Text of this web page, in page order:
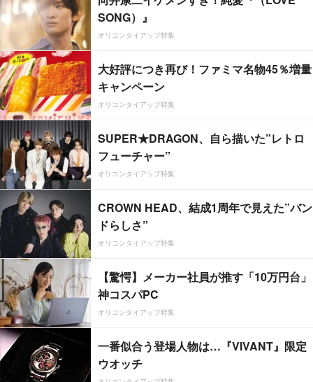
SONG）』
オリコンタイアップ特集
大好評につき再び！ファミマ名物45％増量
キャンペーン
オリコンタイアップ特集
SUPER★DRAGON、自ら描いた”レトロ
フューチャー”
オリコンタイアップ特集
CROWN HEAD、結成1周年で見えた”バン
ドらしさ”
オリコンタイアップ特集
【驚愕】メーカー社員が推す「10万円台」
神コスパPC
オリコンタイアップ特集
一番似合う登場人物は…『VIVANT』限定
ウオッチ